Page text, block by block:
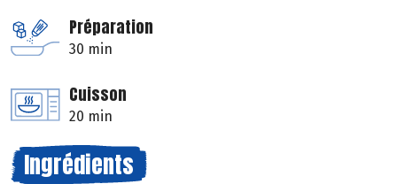
Préparation
30 min
Cuisson
20 min
Ingrédients